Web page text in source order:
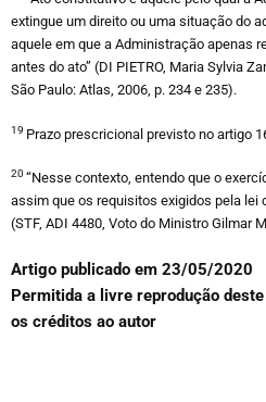
extingue um direito ou uma situação do
aquele em que a Administração apenas
antes do ato” (DI PIETRO, Maria Sylvia
São Paulo: Atlas, 2006, p. 234 e 235).
19 Prazo prescricional previsto no artigo
20 “Nesse contexto, entendo que o
assim que os requisitos exigidos pela lei
(STF, ADI 4480, Voto do Ministro Gilmar
Artigo publicado em 23/05/2020
Permitida a livre reprodução
os créditos ao autor